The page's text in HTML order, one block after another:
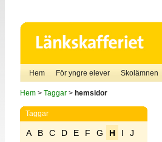
Hem För yngre elever Skolämnen
Hem> Taggar> hemsidor
Taggar
A B C D E F G H I
J